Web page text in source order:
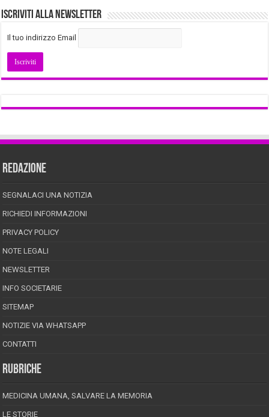
Iscriviti alla Newsletter
Il tuo indirizzo Email
REDAZIONE
SEGNALACI UNA NOTIZIA
RICHIEDI INFORMAZIONI
PRIVACY POLICY
NOTE LEGALI
NEWSLETTER
INFO SOCIETARIE
SITEMAP
NOTIZIE VIA WHATSAPP
CONTATTI
RUBRICHE
MEDICINA UMANA, SALVARE LA MEMORIA
LE STORIE